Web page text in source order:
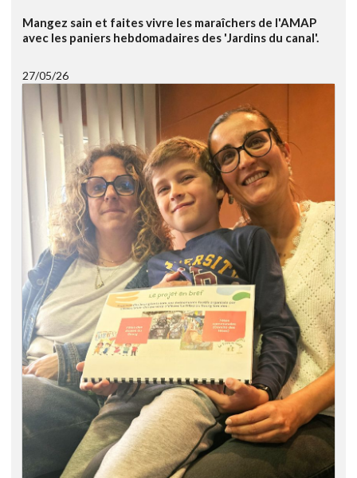
Mangez sain et faites vivre les maraîchers de l'AMAP
avec les paniers hebdomadaires des 'Jardins du canal'.
27/05/26